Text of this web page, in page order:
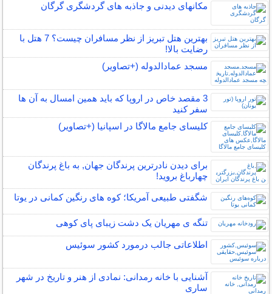
مکانهای دیدنی و جاذبه های گردشگری گرگان
بهترین هتل تبریز از نظر مسافران چیست؟ 7 هتل با
رضایت بالا!
مسجد عمادالدوله (+تصاویر)
3 مقصد خاص در اروپا که باید همین امسال به آن ها
سفر کنید
کلیسای جامع مالاگا در اسپانیا (+تصاویر)
برای دیدن نادرترین پرندگان جهان, به باغ پرندگان
چهارباغ بروید!
شگفتی طبیعی آمریکا؛ کوه های رنگین کمانی در یوتا
تنگه ی مهریان یک دشت زیبای پای کوهی
اطلاعاتی جالب درمورد کشور سوئیس
آشنایی با خانه رمدانی: نمادی از هنر و تاریخ در شهر
ساری